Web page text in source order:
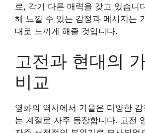
로, 각기 다른 매력을 갖고 있습니
해 느낄 수 있는 감정과 메시지는
대로 느끼게 해줄 것입니다.
고전과 현대의
비교
영화의 역사에서 가을은 다양한
는 계절로 자주 등장합니다. 고전